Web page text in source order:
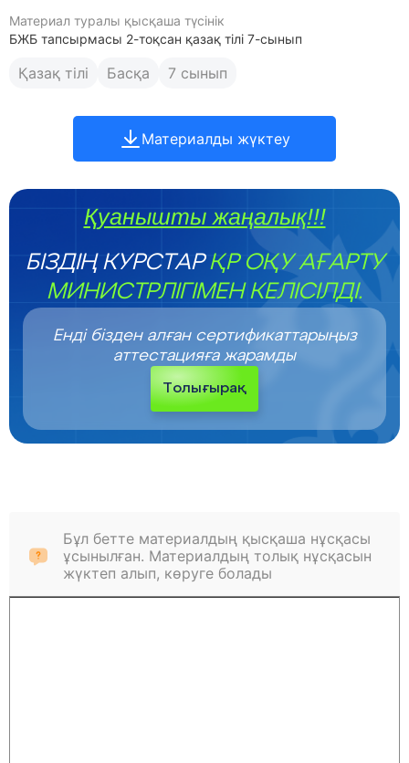
Материал туралы қысқаша түсінік
БЖБ тапсырмасы 2-тоқсан қазақ тілі 7-сынып
Қазақ тілі Басқа 7 сынып
Материалды жүктеу
Қуанышты жаңалық!!!
БІЗДІҢ КУРСТАРҚР ОҚУ АҒАРТУ
МИНИСТРЛІГІМЕН КЕЛІСІЛДІ.
Енді бізден алған сертификаттарыңыз
аттестацияға жарамды
Толығырақ
Бұл бетте материалдың қысқаша нұсқасы
ұсынылған. Материалдың толық нұсқасын
жүктеп алып, көруге болады